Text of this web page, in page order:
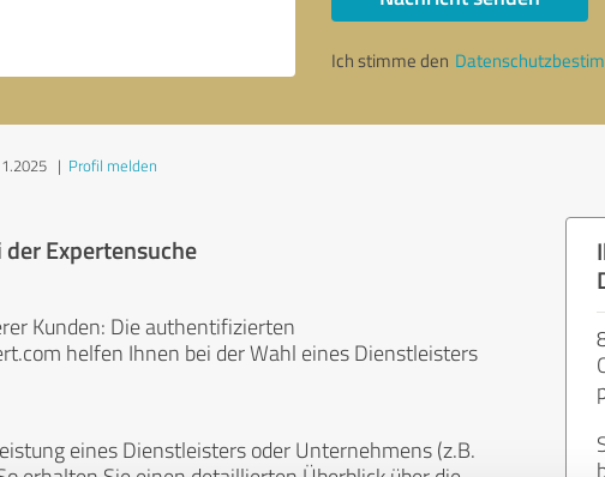
Ich stimme den
| Profil melden
Expertensuche
Kunden: Die authentifizierten
helfen Ihnen bei der Wahl eines Dienstleisters
eines Dienstleisters oder Unternehmens (z.B.